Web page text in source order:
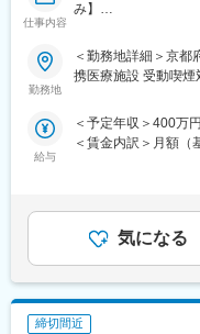
・治験の参加候補と
【研修制度について
研修が入社後研修
入社いただけます。
ォローアップ研修や
様々な研修をご用意
【働きやすい制度と
・ご自宅から1時間
・スーパーフレック
のスケジュールに合
仕事内容
み】
■業務詳細／治験コ
新しい薬や治療法が
＜具体的に＞
患者さんが治験に参
治験が成功するた
に貢献できるやり
※担当する医療機関
■治験コーディネー
（1）コミュニケーシ
勤務地
＜勤務地詳細＞京都
携医療施設 受動喫
給与
＜予定年収＞400万
＜賃金内訳＞月額（
があります。月給(
気になる
締切間近